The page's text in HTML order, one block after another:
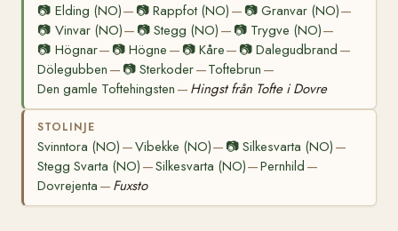
📷 Elding (NO)— 📷Rappfot (NO) — 📷 Granvar (NO)—
📷 Vinvar (NO)— 📷Stegg (NO) — 📷 Trygve (NO)—
📷 Högnar— 📷Högne — 📷 Kåre— 📷 Dalegudbrand —
Dölegubben — 📷Sterkoder—Toftebrun —
Den gamle Toftehingsten — Hingst från Tofte i Dovre
STOLINJE
Svinntora (NO) —Vibekke (NO)— 📷Silkesvarta (NO) —
Stegg Svarta (NO) —Silkesvarta (NO)—Pernhild —
Dovrejenta — Fuxsto